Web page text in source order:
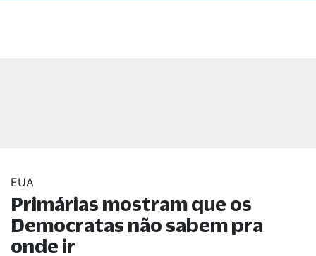
EUA
Primárias mostram que os
Democratas não sabem pra
onde ir